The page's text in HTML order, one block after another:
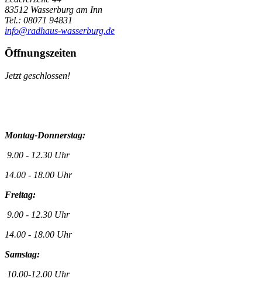
83512 Wasserburg am Inn
Tel.: 08071 94831
info@radhaus-wasserburg.de
Öffnungszeiten
Jetzt geschlossen!
Montag-Donnerstag:
9.00 - 12.30 Uhr
14.00 - 18.00 Uhr
Freitag:
9.00 - 12.30 Uhr
14.00 - 18.00 Uhr
Samstag:
10.00-12.00 Uhr